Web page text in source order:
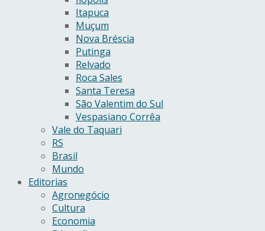
Itapuca
Muçum
Nova Bréscia
Putinga
Relvado
Roca Sales
Santa Teresa
São Valentim do Sul
Vespasiano Corrêa
Vale do Taquari
RS
Brasil
Mundo
Editorias
Agronegócio
Cultura
Economia